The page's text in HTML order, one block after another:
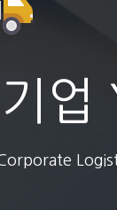
업